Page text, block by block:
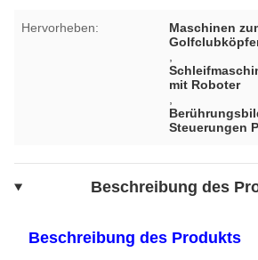
Hervorheben:
Maschinen
mit Roboter
Steuerungen
Beschreibung des
Beschreibung des Produkts